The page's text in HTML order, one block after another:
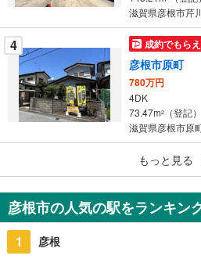
滋賀県彦根市芹
4 成約でもら
彦根市原町
780万円
4DK
73.47m2
（登記）
滋賀県彦根市原
成約でもら
彦根市肥田町
1,580万円
4SLDK
もっと見る
彦根市の人気の駅をランキン
1 彦根